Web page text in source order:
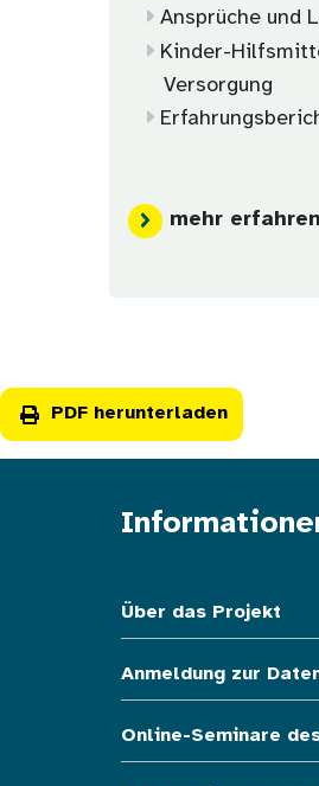
Ansprüche und
Kinder-
Versorgung
mehr erfahren
PDF herunterladen
Über das Projekt
Anmeldung zur
Online-Seminare